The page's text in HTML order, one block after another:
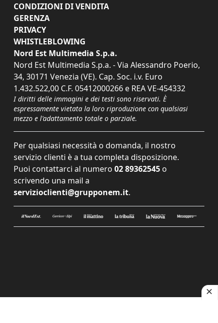
CONDIZIONI DI VENDITA
GERENZA
PRIVACY
WHISTLEBLOWING
Nord Est Multimedia S.p.a.
Nord Est Multimedia S.p.a. - Via Alessandro Poerio,
34, 30171 Venezia (VE). Cap. Soc. i.v. Euro
1.432.522,00 C.F. 05412000266 e REA VE-454332
I diritti delle immagini e dei testi sono riservati. È
espressamente vietata la loro riproduzione con qualsiasi
mezzo e l'adattamento totale o parziale.
Per qualsiasi necessità o domanda, il nostro
servizio clienti è a tua completa disposizione.
Puoi contattarci al numero 02 89362545 o
scrivendo una mail a
servizioclienti@grupponem.it.